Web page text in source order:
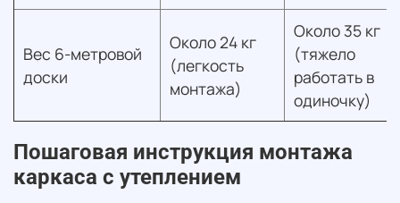
Вес 6-метровой
доски
Около 24 кг
(легкость
монтажа)
Около 35 кг
(тяжело
работать в
одиночку)
Пошаговая инструкция монтажа
каркаса с утеплением